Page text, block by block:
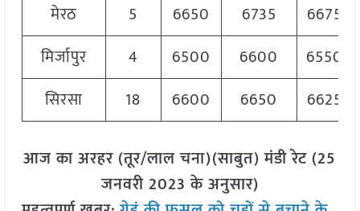
मेरठ
5 6650 6735
6675
मिर्जापुर
4 6500 6600
6550
सिरसा
18 6600 6650 6625
आज का अरहर (तूर/लाल चना)(साबुत) मंडी रेट (25
जनवरी 2023 के अनुसार)